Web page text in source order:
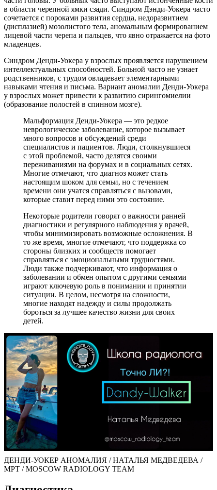
в области черепной ямки сзади. Синдром Дэнди-Уокера часто
сочетается с пороками развития сердца, недоразвитием
(дисплазией) мозолистого тела, аномальным формированием
лицевой части черепа и пальцев, что явно отражается на фото
младенцев.
Синдром Денди-Уокера у взрослых проявляется нарушением
интеллектуальных способностей. Больной часто не узнает
родственников, с трудом овладевает элементарными
навыками чтения и письма. Вариант аномалии Денди-Уокера
у взрослых может привести к развитию сирингомиелии
(образование полостей в спинном мозге).
Мальформация Денди-Уокера — это редкое
неврологическое заболевание, которое вызывает
много вопросов и обсуждений среди
специалистов и пациентов. Люди, столкнувшиеся
с этой проблемой, часто делятся своими
переживаниями на форумах и в социальных сетях.
Многие отмечают, что диагноз может стать
настоящим шоком для семьи, но с течением
времени они учатся справляться с вызовами,
которые ставит перед ними это состояние.
Некоторые родители говорят о важности ранней
диагностики и регулярного наблюдения у врачей,
чтобы минимизировать возможные осложнения. В
то же время, многие отмечают, что поддержка со
стороны близких и сообществ помогает
справляться с эмоциональными трудностями.
Люди также подчеркивают, что информация о
заболевании и обмен опытом с другими семьями
играют ключевую роль в понимании и принятии
ситуации. В целом, несмотря на сложности,
многие находят надежду и силы продолжать
бороться за лучшее качество жизни для своих
детей.
ДЕНДИ-УОКЕР АНОМАЛИЯ / НАТАЛЬЯ МЕДВЕДЕВА /
МРТ / MOSCOW RADIOLOGY TEAM